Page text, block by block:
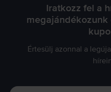
Iratkozz fel a
Értesülj azonnal a